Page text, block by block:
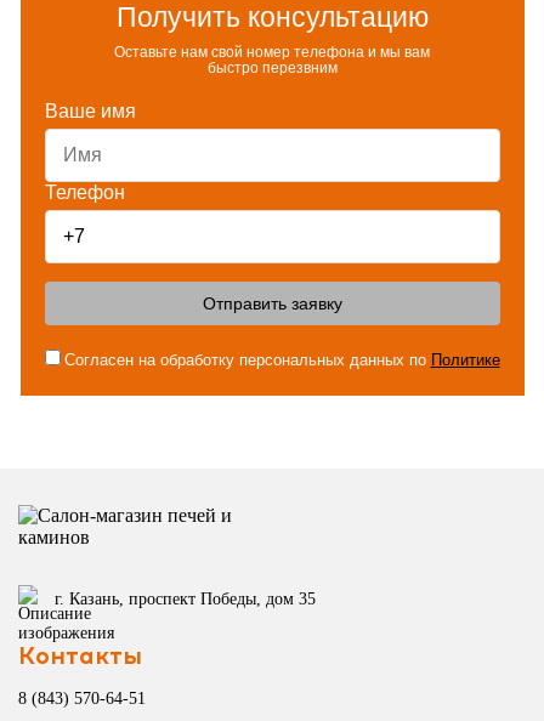
Получить консультацию
Оставьте нам свой номер телефона и мы вам
быстро перезвним
Ваше имя
Телефон
Отправить заявку
Согласен на обработку персональных данных по Политике
г. Казань, проспект Победы, дом 35
Контакты
8 (843) 570-64-51